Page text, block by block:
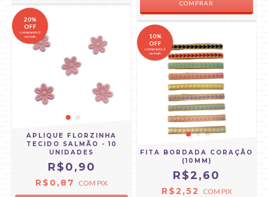
20%
OFF
comprando 2
ou mais
APLIQUE FLORZINHA
TECIDO SALMÃO - 10
UNIDADES
R$0,90
R$0,87 COM PIX
10%
OFF
comprando 2
ou mais
FITA BORDADA CORAÇÃO
(10MM)
R$2,60
R$2,52 COM PIX